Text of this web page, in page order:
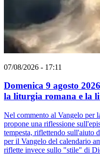
07/08/2026 - 17:11
Domenica 9 agosto
la liturgia romana e la
Nel commento al Vangelo per
propone una riflessione
tempesta, riflettendo sull'aiuto
per il Vangelo del calendario
riflette invece sullo "stile" di